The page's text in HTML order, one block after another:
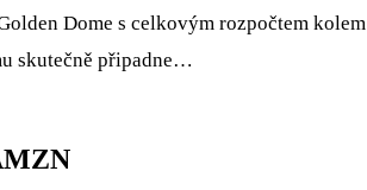
Dome s celkovým rozpočtem
skutečně připadne…